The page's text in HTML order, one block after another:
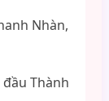
Nhàn,
Thành